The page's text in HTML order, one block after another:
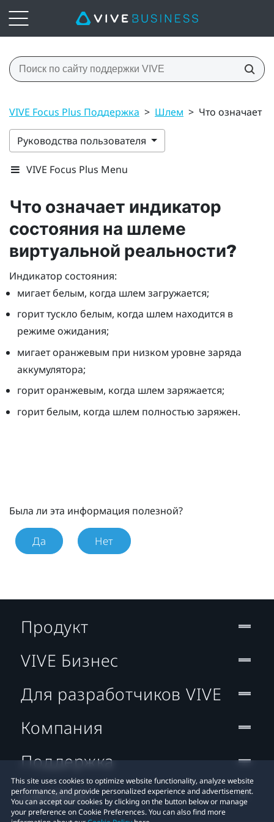
VIVE Focus Plus Поддержка > Шлем > Что означает
Руководства пользователя
VIVE Focus Plus Menu
Что означает индикатор
состояния на шлеме
виртуальной реальности?
Индикатор состояния:
мигает белым, когда шлем загружается;
горит тускло белым, когда шлем находится в
режиме ожидания;
мигает оранжевым при низком уровне заряда
аккумулятора;
горит оранжевым, когда шлем заряжается;
горит белым, когда шлем полностью заряжен.
Была ли эта информация полезной?
Да Нет
This site uses cookies to optimize website functionality, analyze website
performance, and provide personalized experience and advertisement.
You can accept our cookies by clicking on the button below or manage
your preference on Cookie Preferences. You can also find more
Продукт
VIVE Бизнес
Для разработчиков VIVE
Компания
Поддержка
Location